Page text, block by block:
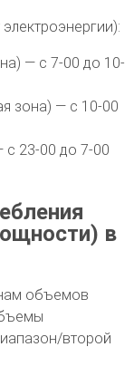
— с 7-00 до 10-
зона) — с 10-00
с 23-00 до 7-00
в
объемов
второй